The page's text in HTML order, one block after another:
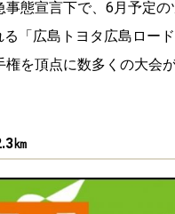
態宣言下で、6月予定
「広島トヨタ広島ロー
を頂点に数多くの大会
㎞